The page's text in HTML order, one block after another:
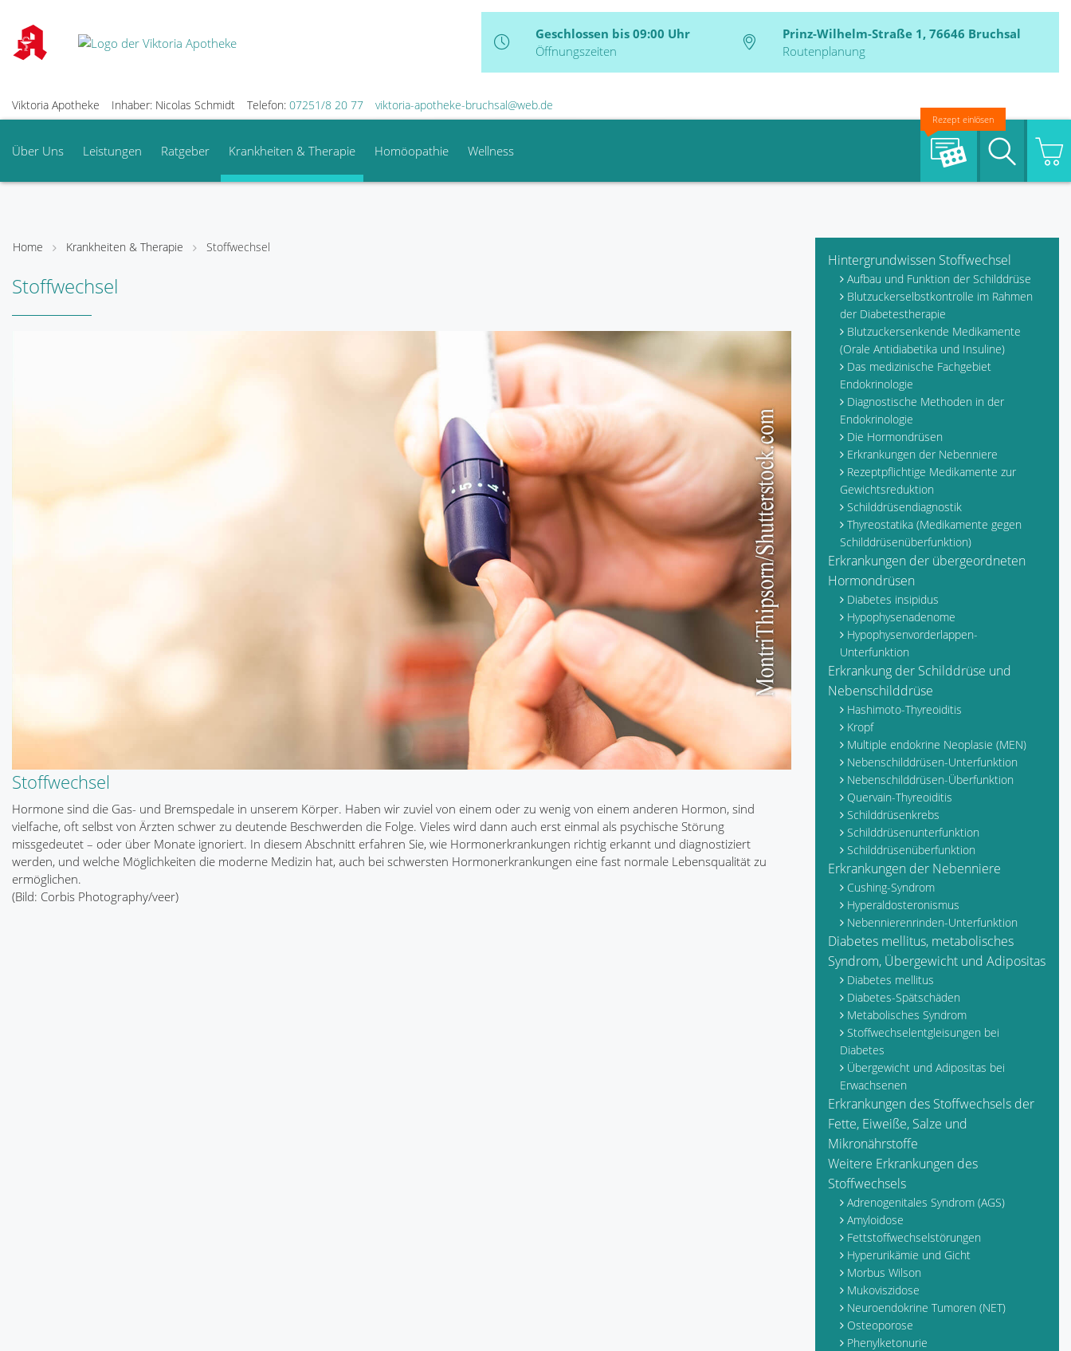
Geschlossen bis 09:00 Uhr
Öffnungszeiten
Prinz-Wilhelm-Straße 1, 76646 Bruchsal
Routenplanung
Viktoria Apotheke Inhaber: Nicolas Schmidt Telefon: 07251/8 20 77 viktoria-apotheke-bruchsal@web.de
Über Uns Leistungen Ratgeber Krankheiten & Therapie Homöopathie Wellness
Rezept einlösen
Suche
Home Krankheiten & Therapie Stoffwechsel
Stoffwechsel
Stoffwechsel
Hormone sind die Gas- und Bremspedale in unserem Körper. Haben wir zuviel von einem oder zu wenig von einem anderen Hormon, sind
vielfache, oft selbst von Ärzten schwer zu deutende Beschwerden die Folge. Vieles wird dann auch erst einmal als psychische Störung
missgedeutet – oder über Monate ignoriert. In diesem Abschnitt erfahren Sie, wie Hormonerkrankungen richtig erkannt und diagnostiziert
werden, und welche Möglichkeiten die moderne Medizin hat, auch bei schwersten Hormonerkrankungen eine fast normale Lebensqualität zu
ermöglichen.
(Bild: Corbis Photography/veer)
Hintergrundwissen Stoffwechsel
Aufbau und Funktion der Schilddrüse
Blutzuckerselbstkontrolle im Rahmen
der Diabetestherapie
Blutzuckersenkende Medikamente
(Orale Antidiabetika und Insuline)
Das medizinische Fachgebiet
Endokrinologie
Diagnostische Methoden in der
Endokrinologie
Die Hormondrüsen
Erkrankungen der Nebenniere
Rezeptpflichtige Medikamente zur
Gewichtsreduktion
Schilddrüsendiagnostik
Thyreostatika (Medikamente gegen
Schilddrüsenüberfunktion)
Erkrankungen der übergeordneten
Hormondrüsen
Diabetes insipidus
Hypophysenadenome
Hypophysenvorderlappen-
Unterfunktion
Erkrankung der Schilddrüse und
Nebenschilddrüse
Hashimoto-Thyreoiditis
Kropf
Multiple endokrine Neoplasie (MEN)
Nebenschilddrüsen-Unterfunktion
Nebenschilddrüsen-Überfunktion
Quervain-Thyreoiditis
Schilddrüsenkrebs
Schilddrüsenunterfunktion
Schilddrüsenüberfunktion
Erkrankungen der Nebenniere
Cushing-Syndrom
Hyperaldosteronismus
Nebennierenrinden-Unterfunktion
Diabetes mellitus, metabolisches
Syndrom, Übergewicht und Adipositas
Diabetes mellitus
Diabetes-Spätschäden
Metabolisches Syndrom
Stoffwechselentgleisungen bei
Diabetes
Übergewicht und Adipositas bei
Erwachsenen
Erkrankungen des Stoffwechsels der
Fette, Eiweiße, Salze und
Mikronährstoffe
Weitere Erkrankungen des
Stoffwechsels
Adrenogenitales Syndrom (AGS)
Amyloidose
Fettstoffwechselstörungen
Hyperurikämie und Gicht
Morbus Wilson
Mukoviszidose
Neuroendokrine Tumoren (NET)
Osteoporose
Phenylketonurie